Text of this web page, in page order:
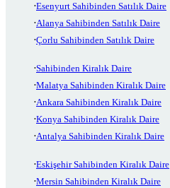
Esenyurt Sahibinden Satılık Daire
Alanya Sahibinden Satılık Daire
Çorlu Sahibinden Satılık Daire
Sahibinden Kiralık Daire
Malatya Sahibinden Kiralık Daire
Ankara Sahibinden Kiralık Daire
Konya Sahibinden Kiralık Daire
Antalya Sahibinden Kiralık Daire
Eskişehir Sahibinden Kiralık Daire
Mersin Sahibinden Kiralık Daire